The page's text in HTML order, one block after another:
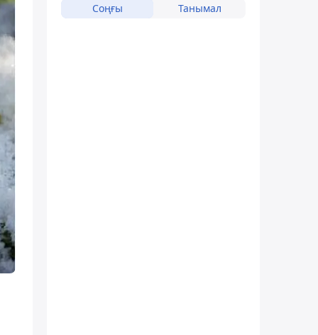
Соңғы Танымал